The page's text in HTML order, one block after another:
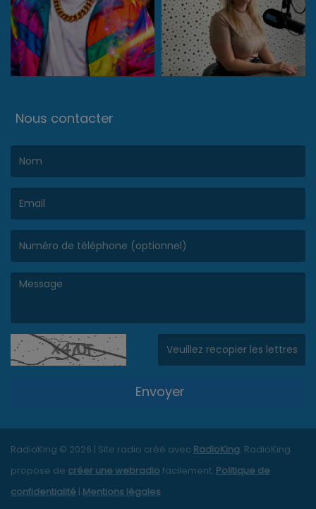
Nous contacter
Envoyer
RadioKing © 2026 | Site radio créé avec RadioKing. RadioKing
propose de créer une webradio facilement. Politique de
confidentialité | Mentions légales